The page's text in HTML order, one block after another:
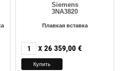
Siemens
3NA3820
Плавкая вставка
X 26 359,00 €